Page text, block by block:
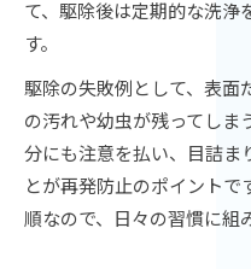
て、駆除後は定期的な洗浄
す。
駆除の失敗例として、表面
の汚れや幼虫が残ってしま
分にも注意を払い、目詰ま
とが再発防止のポイント
順なので、日々の習慣に組